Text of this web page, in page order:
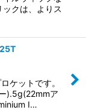
クは、よりス
ケットです。
).5g(22mmア
I…